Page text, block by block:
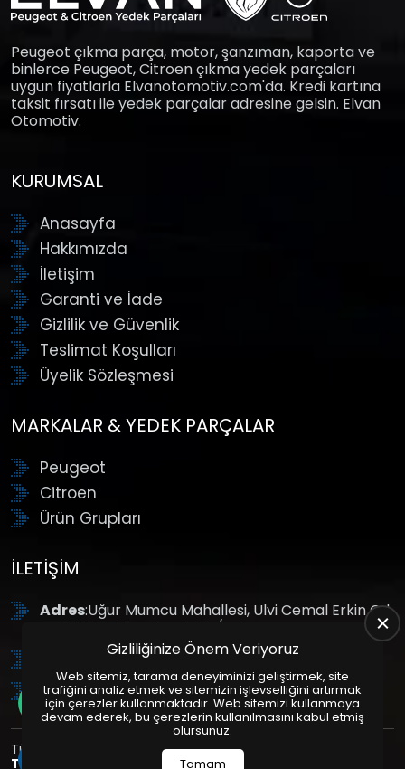
Peugeot çıkma parça, motor, şanzıman, kaporta ve
binlerce Peugeot, Citroen çıkma yedek parçaları
uygun fiyatlarla Elvanotomotiv.com'da. Kredi kartına
taksit fırsatı ile yedek parçalar adresine gelsin. Elvan
Otomotiv.
KURUMSAL
Anasayfa
Hakkımızda
İletişim
Garanti ve İade
Gizlilik ve Güvenlik
Teslimat Koşulları
Üyelik Sözleşmesi
MARKALAR & YEDEK PARÇALAR
Peugeot
Citroen
Ürün Grupları
İLETIŞIM
Adres:Uğur Mumcu Mahallesi, Ulvi Cemal Erkin Cd.
No:61, 06370 Yenimahalle/Ankara
: +90 (312) 354 8888
GSM: +90 (532) 343 4085
Tüm Hakları Saklıdır. | Bu site Us Yazılım
Tasarım
Paketleri ile Hazırlanmıştır. © 2025
Gizliliğinize Önem Veriyoruz
Web sitemiz, tarama deneyiminizi geliştirmek, site
trafiğini analiz etmek ve sitemizin işlevselliğini artırmak
için çerezler kullanmaktadır. Web sitemizi kullanmaya
devam ederek, bu çerezlerin kullanılmasını kabul etmiş
olursunuz.
Tamam